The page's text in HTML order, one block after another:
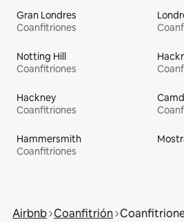
Gran Londres
Coanfitriones
Notting Hill
Coanfitriones
Hackney
Coanfitriones
Hammersmith
Coanfitriones
Airbnb Coanfitrión